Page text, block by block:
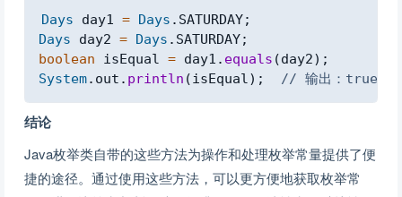
Days day1 = Days . SATURDAY;
Days day2 = Days . SATURDAY;
boolean isEqual = day1 . equals (day2) ;
System. out . println (isEqual ) ; // 输出：true
结论
Java枚举类自带的这些方法为操作和处理枚举常量提供了便
捷的途径。通过使用这些方法，可以更方便地获取枚举常